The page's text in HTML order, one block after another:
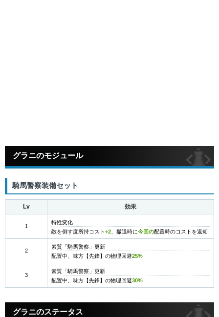
グラニのモジュール
騎馬警察装備セット
Lv 効果
1
特性変化
敵を倒す度所持コスト+2 、撤退時に今回の配置時のコストを返却
2
素質「騎馬警察」更新
配置中、味方【先鋒】の物理回避25%
3
素質「騎馬警察」更新
配置中、味方【先鋒】の物理回避30%
グラニのステータス